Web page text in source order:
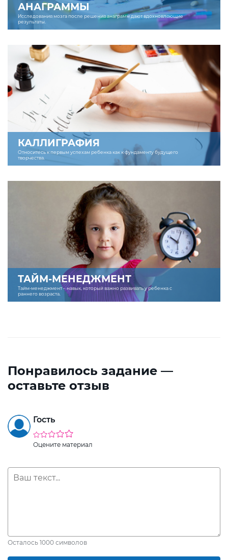
АНАГРАММЫ
Исследования мозга после решения анаграмм дают вдохновляющие
результаты.
КАЛЛИГРАФИЯ
Относитесь к первым успехам ребенка как к фундаменту будущего
творчества.
ТАЙМ-МЕНЕДЖМЕНТ
Тайм-менеджмент – навык, который важно развивать у ребенка с
раннего возраста.
Понравилось задание —
оставьте отзыв
Гость
Оцените материал
Осталось 1000 символов